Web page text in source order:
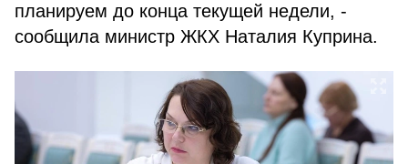
планируем до конца текущей недели, -
сообщила министр ЖКХ Наталия Куприна.